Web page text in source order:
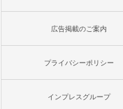
広告掲載のご案内
プライバシーポリシー
インプレスグループ